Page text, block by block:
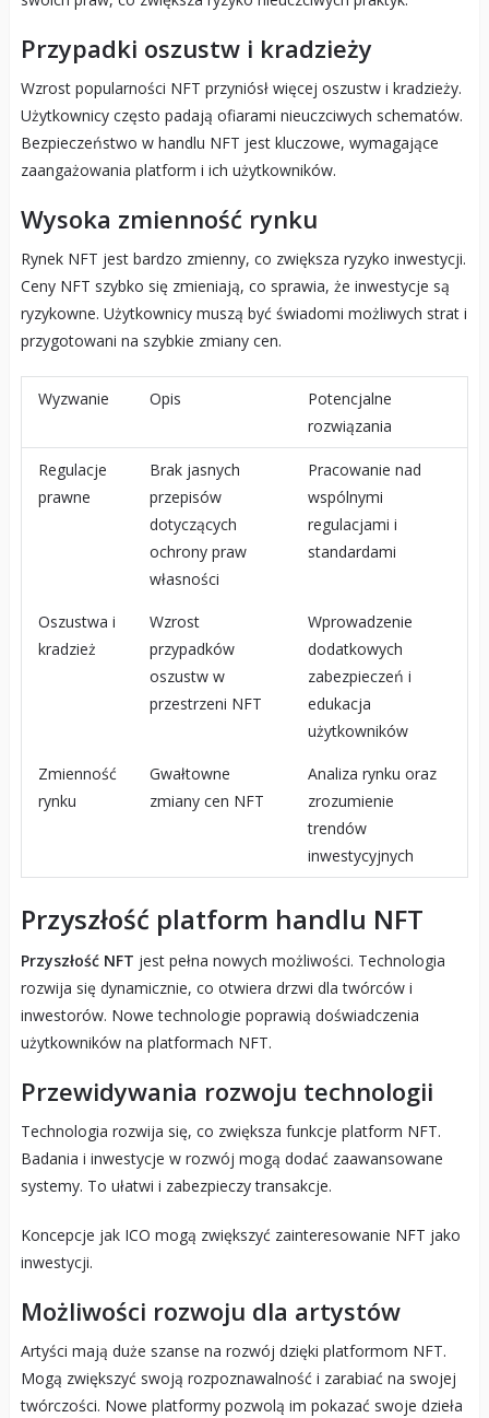
Przypadki oszustw i kradzieży
Wzrost popularności NFT przyniósł więcej oszustw i kradzieży.
Użytkownicy często padają ofiarami nieuczciwych schematów.
Bezpieczeństwo w handlu NFT jest kluczowe, wymagające
zaangażowania platform i ich użytkowników.
Wysoka zmienność rynku
Rynek NFT jest bardzo zmienny, co zwiększa ryzyko inwestycji.
Ceny NFT szybko się zmieniają, co sprawia, że inwestycje są
ryzykowne. Użytkownicy muszą być świadomi możliwych strat i
przygotowani na szybkie zmiany cen.
Wyzwanie Opis
Potencjalne
rozwiązania
Regulacje
prawne
Brak jasnych
przepisów
dotyczących
ochrony praw
własności
Pracowanie nad
wspólnymi
regulacjami i
standardami
Oszustwa i
kradzież
Wzrost
przypadków
oszustw w
przestrzeni NFT
Wprowadzenie
dodatkowych
zabezpieczeń i
edukacja
użytkowników
Zmienność
rynku
Gwałtowne
zmiany cen NFT
Analiza rynku oraz
zrozumienie
trendów
inwestycyjnych
Przyszłość platform handlu NFT
Przyszłość NFT jest pełna nowych możliwości. Technologia
rozwija się dynamicznie, co otwiera drzwi dla twórców i
inwestorów. Nowe technologie poprawią doświadczenia
użytkowników na platformach NFT.
Przewidywania rozwoju technologii
Technologia rozwija się, co zwiększa funkcje platform NFT.
Badania i inwestycje w rozwój mogą dodać zaawansowane
systemy. To ułatwi i zabezpieczy transakcje.
Koncepcje jak ICO mogą zwiększyć zainteresowanie NFT jako
inwestycji.
Możliwości rozwoju dla artystów
Artyści mają duże szanse na rozwój dzięki platformom NFT.
Mogą zwiększyć swoją rozpoznawalność i zarabiać na swojej
twórczości. Nowe platformy pozwolą im pokazać swoje dzieła